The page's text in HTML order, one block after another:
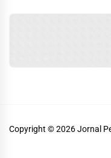
Copyright © 2026Jornal